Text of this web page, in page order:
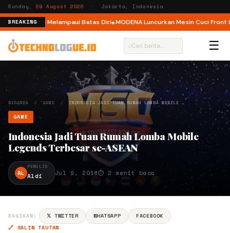
Sunday, 09 August 2026 · Jakarta, Indonesia
BREAKING
Ajak Pelari Melampaui Batas Diri MODENA Luncurkan Mesin Cuci Front
⌕ ☰
BERANDA / GAME /INDONESIA JADI TUAN RUMAH LOMBA MOBILE …
GAME
Indonesia Jadi Tuan Rumah Lomba Mobile
Legends Terbesar se-ASEAN
AL
PENULIS
Aldi Jul 9, 2018⏱ 2 menit baca
BAGIKAN: 𝕏 TWITTER WHATSAPP
FACEBOOK
🔗 SALIN TAUTAN